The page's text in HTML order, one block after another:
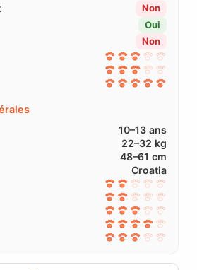
Non
Oui
Non
10–13 ans
22–32 kg
48–61 cm
Croatia